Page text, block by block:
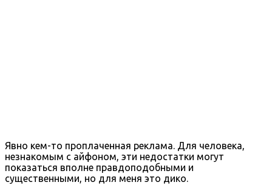
Явно кем-то проплаченная реклама. Для человека,
незнакомым с айфоном, эти недостатки могут
показаться вполне правдоподобными и
существенными, но для меня это дико.